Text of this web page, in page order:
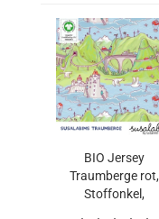
BIO Jersey
Traumberge rot,
Stoffonkel,